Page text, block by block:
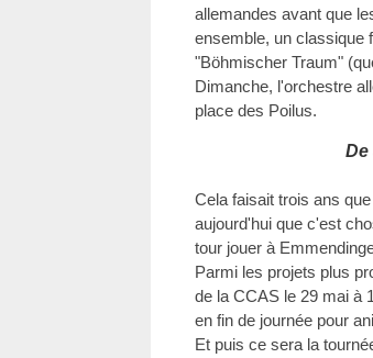
allemandes avant que
ensemble, un classique
"Böhmischer Traum"
Dimanche, l'orchestre
place des Poilus.
De
Cela faisait trois ans
aujourd'hui que c'est
tour jouer à
Parmi les projets plus
de la CCAS le 29 mai à
en fin de journée pour
Et puis ce sera la